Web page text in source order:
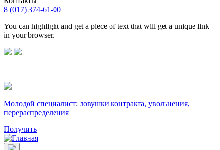
8 (017) 374-61-00
You can highlight and get a piece of text that will get a unique link
in your browser.
Молодой специалист: ловушки контракта, увольнения,
перераспределения
Получить